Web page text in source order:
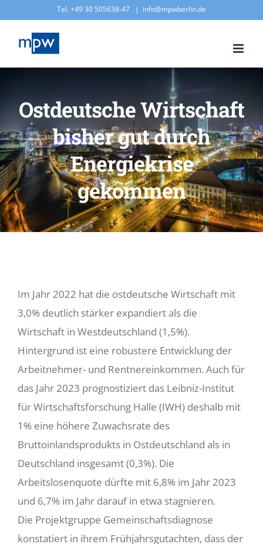
springen
Tel. +49 30 505638-47 | info@mpwberlin.de
Ostdeutsche Wirtschaft
bisher gut durch
Energiekrise
gekommen
Im Jahr 2022 hat die ostdeutsche Wirtschaft mit
3,0% deutlich stärker expandiert als die
Wirtschaft in Westdeutschland (1,5%).
Hintergrund ist eine robustere Entwicklung der
Arbeitnehmer- und Rentnereinkommen. Auch für
das Jahr 2023 prognostiziert das Leibniz-Institut
für Wirtschaftsforschung Halle (IWH) deshalb mit
1% eine höhere Zuwachsrate des
Bruttoinlandsprodukts in Ostdeutschland als in
Deutschland insgesamt (0,3%). Die
Arbeitslosenquote dürfte mit 6,8% im Jahr 2023
und 6,7% im Jahr darauf in etwa stagnieren.
Die Projektgruppe Gemeinschaftsdiagnose
konstatiert in ihrem Frühjahrsgutachten, dass der